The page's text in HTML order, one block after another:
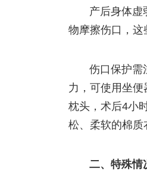
产后身体虚
物摩擦伤口，这
伤口保护需
力，可使用坐
枕头，术后4小
松、柔软的棉质
二、特殊情